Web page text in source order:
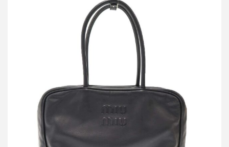
ミュウミュウ BEAU レザー ボー バッグ
買取金額144,000円
詳しく見る